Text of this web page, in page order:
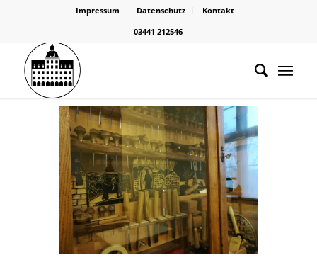
Impressum Datenschutz
Kontakt
03441 212546